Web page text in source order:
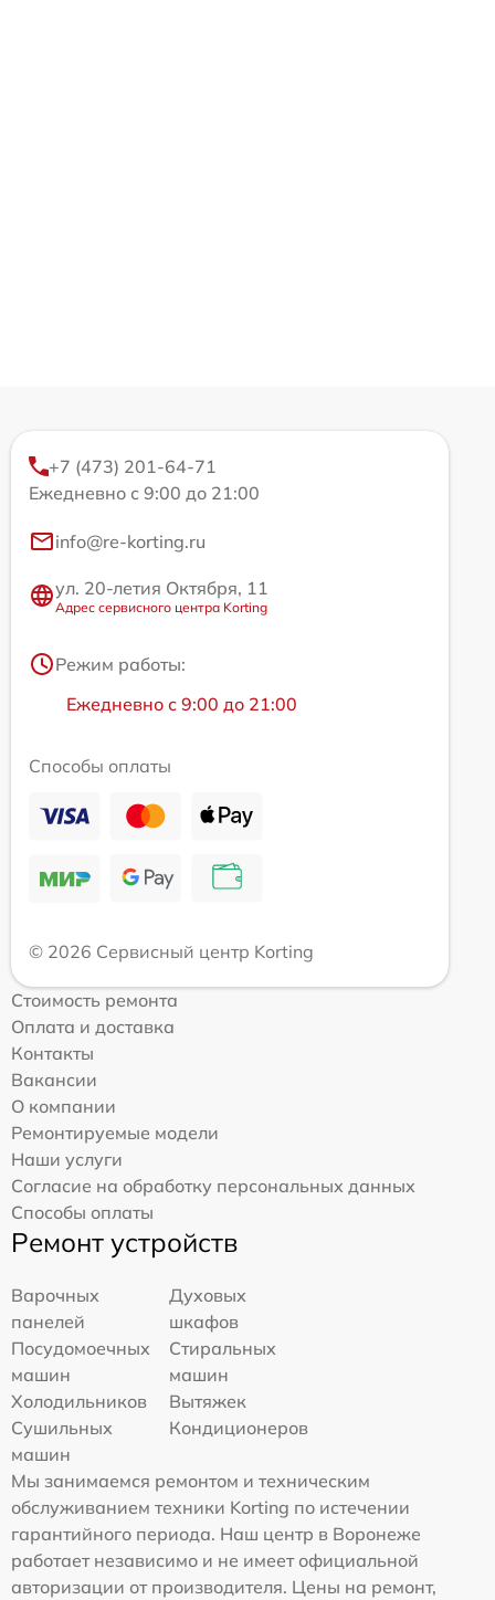
+7 (473) 201-64-71
Ежедневно с 9:00 до 21:00
info@re-korting.ru
ул. 20-летия Октября, 11
Адрес сервисного центра Korting
Режим работы:
Ежедневно с 9:00 до 21:00
Способы оплаты
© 2026 Сервисный центр Korting
Стоимость ремонта
Оплата и доставка
Контакты
Вакансии
О компании
Ремонтируемые модели
Наши услуги
Согласие на обработку персональных данных
Способы оплаты
Ремонт устройств
Варочных
панелей
Духовых
шкафов
Посудомоечных
машин
Стиральных
машин
Холодильников
Вытяжек
Сушильных
машин
Кондиционеров
Мы занимаемся ремонтом и техническим
обслуживанием техники Korting по истечении
гарантийного периода. Наш центр в Воронеже
работает независимо и не имеет официальной
авторизации от производителя. Цены на ремонт,